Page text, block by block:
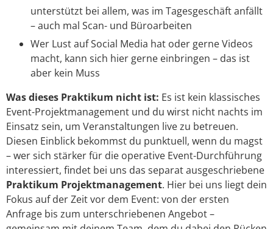
unterstützt bei allem, was im Tagesgeschäft anfällt
– auch mal Scan- und Büroarbeiten
Wer Lust auf Social Media hat oder gerne Videos
macht, kann sich hier gerne einbringen – das ist
aber kein Muss
Was dieses Praktikum nicht ist: Es ist kein klassisches
Event-Projektmanagement und du wirst nicht nachts im
Einsatz sein, um Veranstaltungen live zu betreuen.
Diesen Einblick bekommst du punktuell, wenn du magst
– wer sich stärker für die operative Event-Durchführung
interessiert, findet bei uns das separat ausgeschriebene
Praktikum Projektmanagement. Hier bei uns liegt dein
Fokus auf der Zeitvor dem Event: von der ersten
Anfrage bis zum unterschriebenen Angebot –